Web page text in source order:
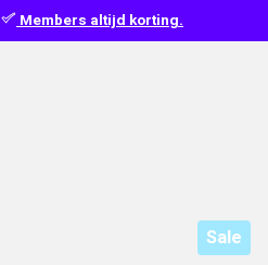
Members altijd korting.
Sale